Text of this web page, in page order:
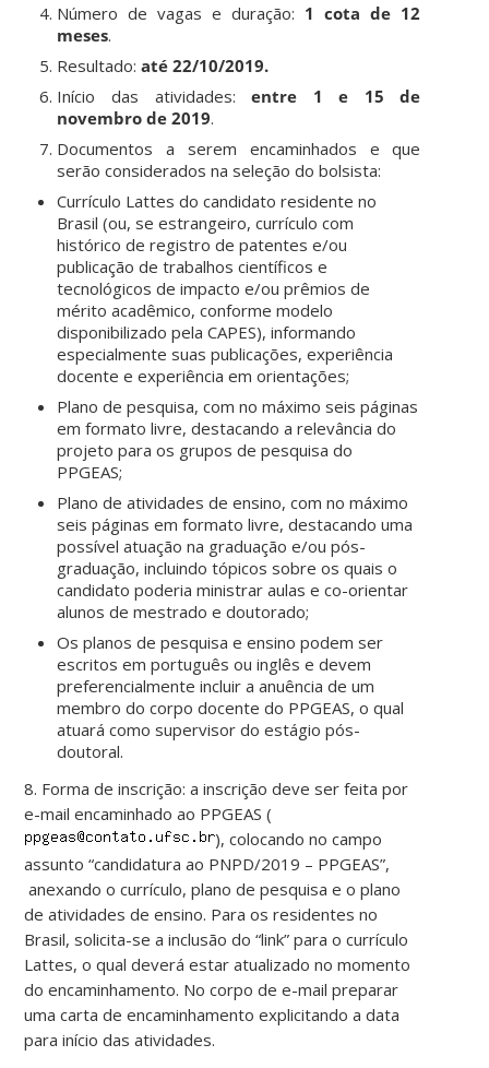
Número de vagas e duração: 1 cota de 12
meses.
Resultado:até 22/10/2019.
Início das atividades:entre 1 e 15 de
novembro de 2019.
Documentos a serem encaminhados e que
serão considerados na seleção do bolsista:
Currículo Lattes do candidato residente no
Brasil (ou, se estrangeiro, currículo com
histórico de registro de patentes e/ou
publicação de trabalhos científicos e
tecnológicos de impacto e/ou prêmios de
mérito acadêmico, conforme modelo
disponibilizado pela CAPES), informando
especialmente suas publicações, experiência
docente e experiência em orientações;
Plano de pesquisa, com no máximo seis páginas
em formato livre, destacando a relevância do
projeto para os grupos de pesquisa do
PPGEAS;
Plano de atividades de ensino, com no máximo
seis páginas em formato livre, destacando uma
possível atuação na graduação e/ou pós-
graduação, incluindo tópicos sobre os quais o
candidato poderia ministrar aulas e co-orientar
alunos de mestrado e doutorado;
Os planos de pesquisa e ensino podem ser
escritos em português ou inglês e devem
preferencialmente incluir a anuência de um
membro do corpo docente do PPGEAS, o qual
atuará como supervisor do estágio pós-
doutoral.
8. Forma de inscrição: a inscrição deve ser feita por
e-mail encaminhado ao PPGEAS (
), colocando no campo
assunto “candidatura ao PNPD/2019 – PPGEAS”,
anexando o currículo, plano de pesquisa e o plano
de atividades de ensino. Para os residentes no
Brasil, solicita-se a inclusão do “link” para o currículo
Lattes, o qual deverá estar atualizado no momento
do encaminhamento. No corpo de e-mail preparar
uma carta de encaminhamento explicitando a data
para início das atividades.